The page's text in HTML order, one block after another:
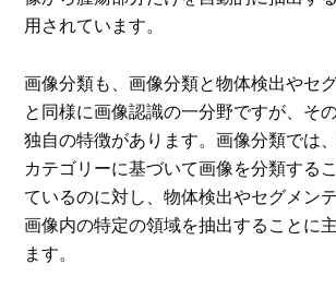
用されています。
画像分類も、画像分類と物体検出やセ
と同様に画像認識の一分野ですが、そ
独自の特徴があります。画像分類では
カテゴリーに基づいて画像を分類する
ているのに対し、物体検出やセグメン
画像内の特定の領域を抽出することに
ます。